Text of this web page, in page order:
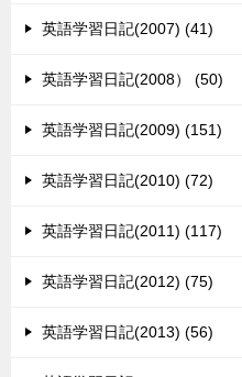
英語学習日記(2007) (41)
英語学習日記(2008） (50)
英語学習日記(2009) (151)
英語学習日記(2010) (72)
英語学習日記(2011) (117)
英語学習日記(2012) (75)
英語学習日記(2013) (56)